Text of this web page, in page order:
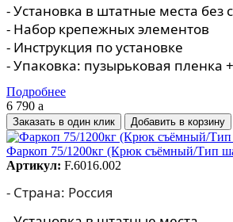
- Установка в штатные места без
- Набор крепежных элементов
- Инструкция по установке
- Упаковка: пузырьковая пленка
Подробнее
6 790 a
Заказать в один клик
Фаркоп 75/1200кг (Крюк съёмный/Тип
Артикул: F.6016.002
- Страна: Россия